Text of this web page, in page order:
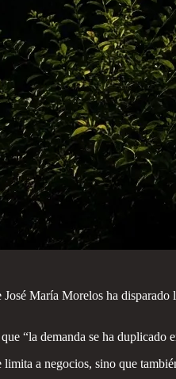
María Morelos ha
“la demanda se ha duplicado
a negocios, sino que